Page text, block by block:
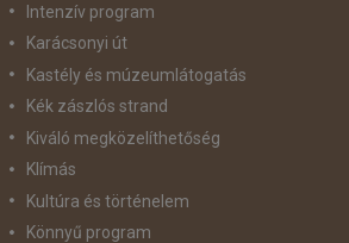
Intenzív program
Karácsonyi út
Kastély és múzeumlátogatás
Kék zászlós strand
Kiváló megközelíthetőség
Klímás
Kultúra és történelem
Könnyű program